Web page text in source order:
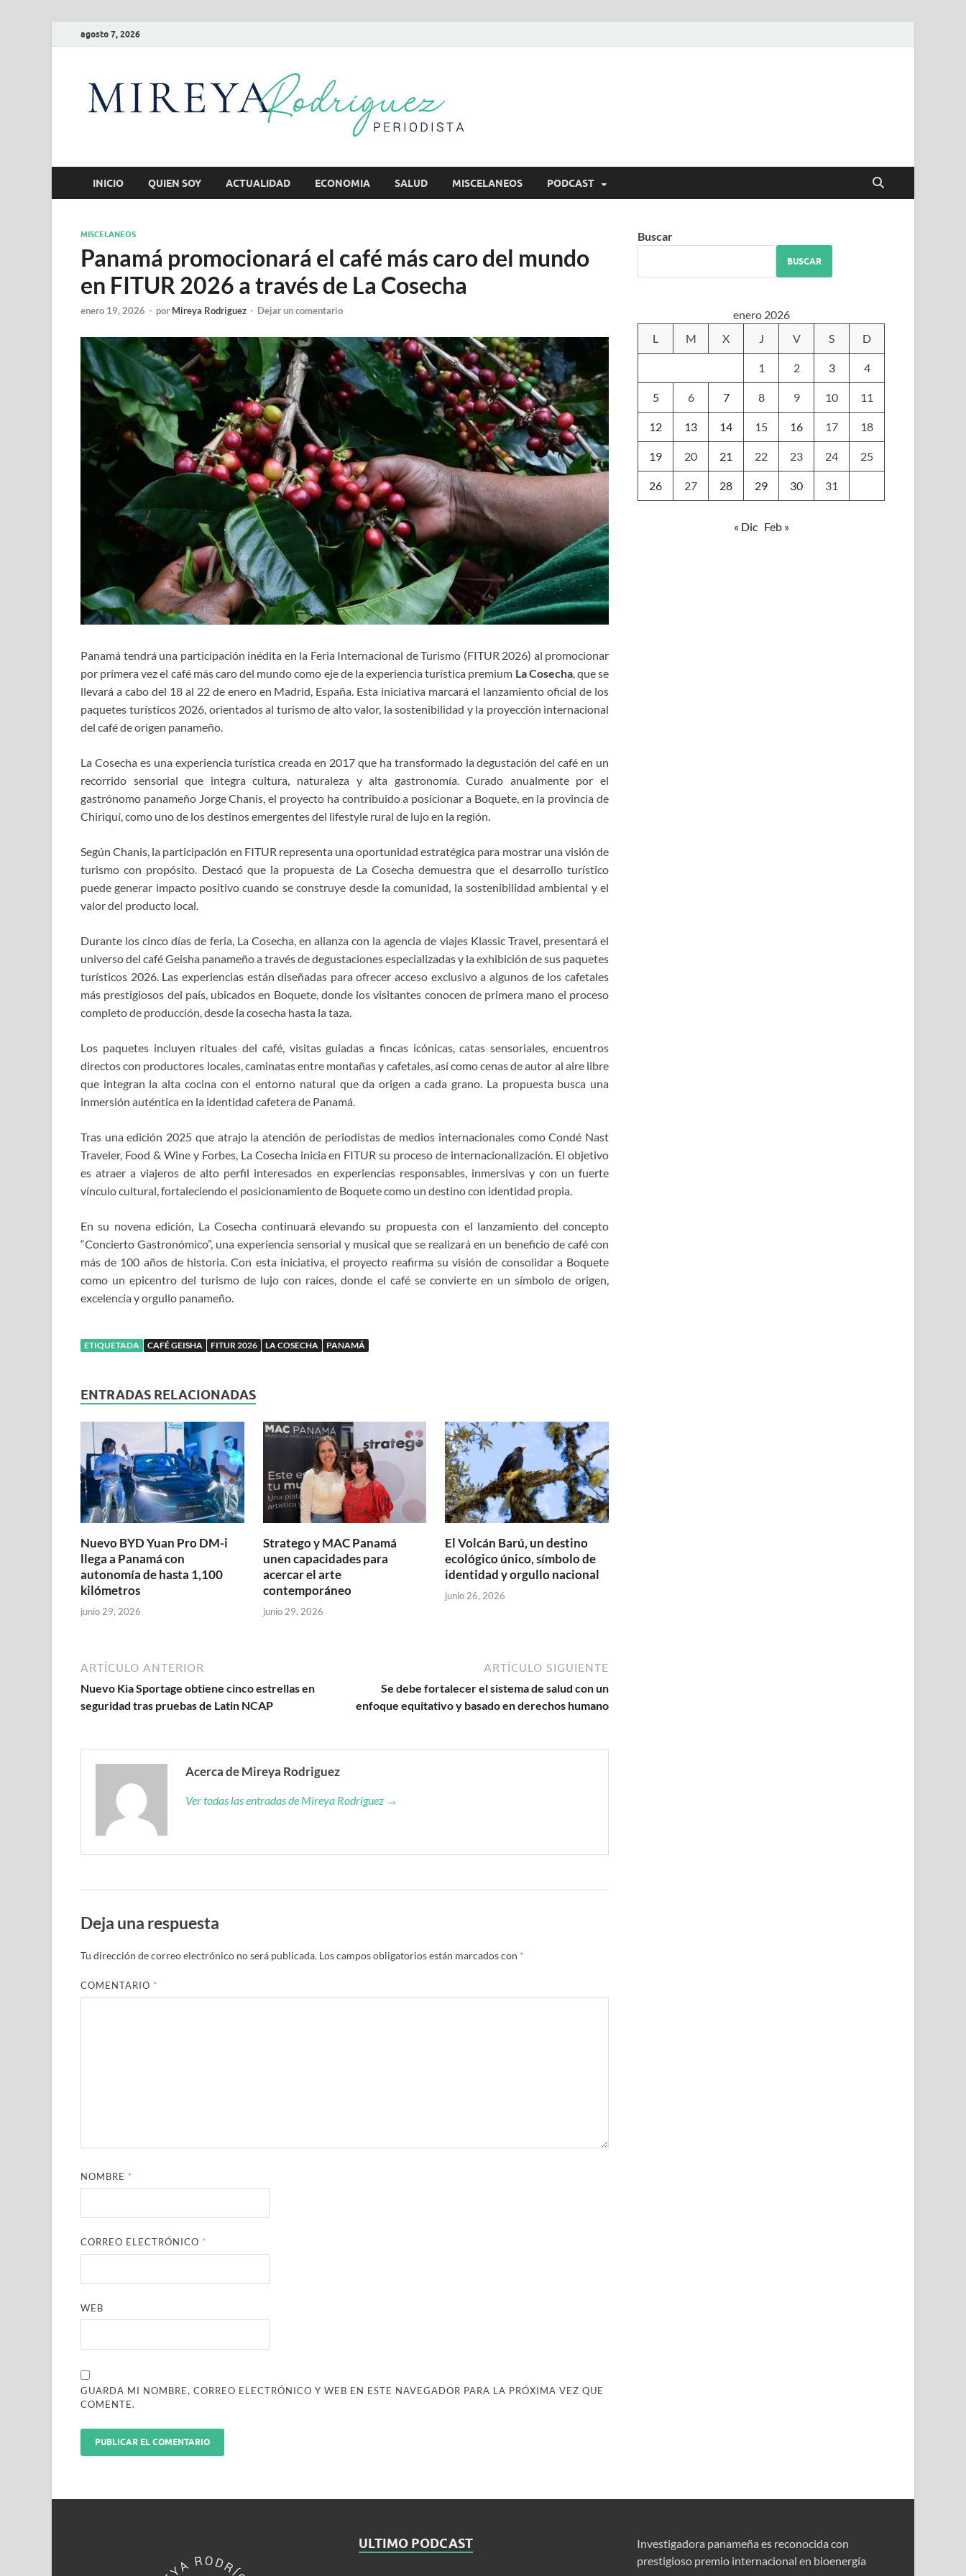
agosto 7, 2026
INICIO QUIEN SOY ACTUALIDAD ECONOMIA SALUD MISCELANEOS PODCAST
MISCELANEOS
Panamá promocionará el café más caro del mundo
en FITUR 2026 a través de La Cosecha
enero 19, 2026 - por Mireya Rodriguez - Dejar un comentario
Panamá tendrá una participación inédita en la Feria Internacional de Turismo (FITUR 2026) al promocionar
por primera vez el café más caro del mundo como eje de la experiencia turística premium La Cosecha, que se
llevará a cabo del 18 al 22 de enero en Madrid, España. Esta iniciativa marcará el lanzamiento oficial de los
paquetes turísticos 2026, orientados al turismo de alto valor, la sostenibilidad y la proyección internacional
del café de origen panameño.
La Cosecha es una experiencia turística creada en 2017 que ha transformado la degustación del café en un
recorrido sensorial que integra cultura, naturaleza y alta gastronomía. Curado anualmente por el
gastrónomo panameño Jorge Chanis, el proyecto ha contribuido a posicionar a Boquete, en la provincia de
Chiriquí, como uno de los destinos emergentes del lifestyle rural de lujo en la región.
Según Chanis, la participación en FITUR representa una oportunidad estratégica para mostrar una visión de
turismo con propósito. Destacó que la propuesta de La Cosecha demuestra que el desarrollo turístico
puede generar impacto positivo cuando se construye desde la comunidad, la sostenibilidad ambiental y el
valor del producto local.
Durante los cinco días de feria, La Cosecha, en alianza con la agencia de viajes Klassic Travel, presentará el
universo del café Geisha panameño a través de degustaciones especializadas y la exhibición de sus paquetes
turísticos 2026. Las experiencias están diseñadas para ofrecer acceso exclusivo a algunos de los cafetales
más prestigiosos del país, ubicados en Boquete, donde los visitantes conocen de primera mano el proceso
completo de producción, desde la cosecha hasta la taza.
Los paquetes incluyen rituales del café, visitas guiadas a fincas icónicas, catas sensoriales, encuentros
directos con productores locales, caminatas entre montañas y cafetales, así como cenas de autor al aire libre
que integran la alta cocina con el entorno natural que da origen a cada grano. La propuesta busca una
inmersión auténtica en la identidad cafetera de Panamá.
Tras una edición 2025 que atrajo la atención de periodistas de medios internacionales como Condé Nast
Traveler, Food & Wine y Forbes, La Cosecha inicia en FITUR su proceso de internacionalización. El objetivo
es atraer a viajeros de alto perfil interesados en experiencias responsables, inmersivas y con un fuerte
vínculo cultural, fortaleciendo el posicionamiento de Boquete como un destino con identidad propia.
En su novena edición, La Cosecha continuará elevando su propuesta con el lanzamiento del concepto
“Concierto Gastronómico”, una experiencia sensorial y musical que se realizará en un beneficio de café con
más de 100 años de historia. Con esta iniciativa, el proyecto reafirma su visión de consolidar a Boquete
como un epicentro del turismo de lujo con raíces, donde el café se convierte en un símbolo de origen,
excelencia y orgullo panameño.
ETIQUETADA CAFÉ GEISHA FITUR 2026 LA COSECHA PANAMÁ
ENTRADAS RELACIONADAS
Nuevo BYD Yuan Pro DM-i
llega a Panamá con
autonomía de hasta 1,100
kilómetros
junio 29, 2026
Stratego y MAC Panamá
unen capacidades para
acercar el arte
contemporáneo
junio 29, 2026
El Volcán Barú, un destino
ecológico único, símbolo de
identidad y orgullo nacional
junio 26, 2026
ARTÍCULO ANTERIOR
Nuevo Kia Sportage obtiene cinco estrellas en
seguridad tras pruebas de Latin NCAP
ARTÍCULO SIGUIENTE
Se debe fortalecer el sistema de salud con un
enfoque equitativo y basado en derechos humano
Acerca de Mireya Rodriguez
Ver todas las entradas de Mireya Rodriguez →
Deja una respuesta
Tu dirección de correo electrónico no será publicada. Los campos obligatorios están marcados con *
COMENTARIO *
NOMBRE *
CORREO ELECTRÓNICO *
WEB
GUARDA MI NOMBRE, CORREO ELECTRÓNICO Y WEB EN ESTE NAVEGADOR PARA LA PRÓXIMA VEZ QUE
COMENTE.
Buscar
BUSCAR
enero 2026
L
M X J V S D
1 2 3 4
5 6 7 8 9 10 11
12 13 14 15 16 17 18
19 20 21 22 23 24 25
26 27 28 29 30 31
« Dic Feb »
ULTIMO PODCAST
Investigadora panameña es reconocida con
prestigioso premio internacional en bioenergía